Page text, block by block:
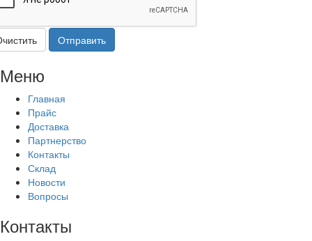
Отправить
Меню
Главная
Прайс
Доставка
Партнерство
Контакты
Склад
Новости
Вопросы
Контакты